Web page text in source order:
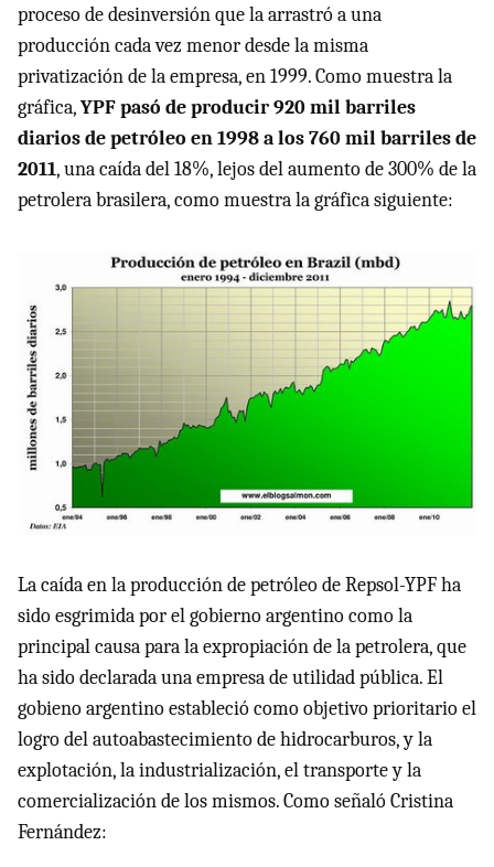
proceso de desinversión que la arrastró a una
producción cada vez menor desde la misma
privatización de la empresa, en 1999. Como muestra la
gráfica,YPFpasó de producir 920 mil barriles
diarios de petróleo en 1998 a los 760 mil barriles de
2011, una caída del 18%, lejos del aumento de 300% de la
petrolera brasilera, como muestra la gráfica siguiente:
La caída en la producción de petróleo de Repsol-YPFha
sido esgrimida por el gobierno argentino como la
principal causa para la expropiación de la petrolera, que
ha sido declarada una empresa de utilidad pública. El
gobieno argentino estableció como objetivo prioritario el
logro del autoabastecimiento de hidrocarburos, y la
explotación, la industrialización, el transporte y la
comercialización de los mismos. Como señaló Cristina
Fernández: